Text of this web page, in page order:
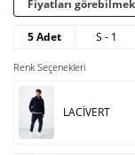
Fiyatları
5 Adet S - 1
Renk Seçenekleri
LACİVERT